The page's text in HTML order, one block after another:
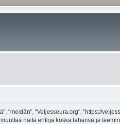
"meidän", "Veljesseura.org", "https://
näitä ehtoja koska tahansa ja